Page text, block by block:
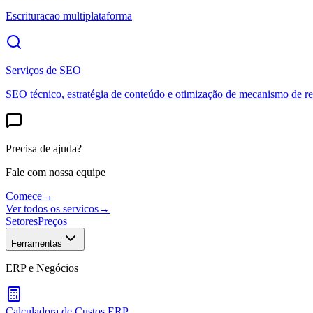
Escrituracao multiplataforma
Serviços de SEO
SEO técnico, estratégia de conteúdo e otimização de mecanismo de
Precisa de ajuda?
Fale com nossa equipe
Comece→
Ver todos os servicos→
SetoresPreços
Ferramentas
ERP e Negócios